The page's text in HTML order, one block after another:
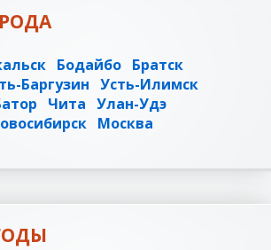
Бодайбо Братск
Баргузин Усть-Илимск
Чита Улан-Удэ
Москва